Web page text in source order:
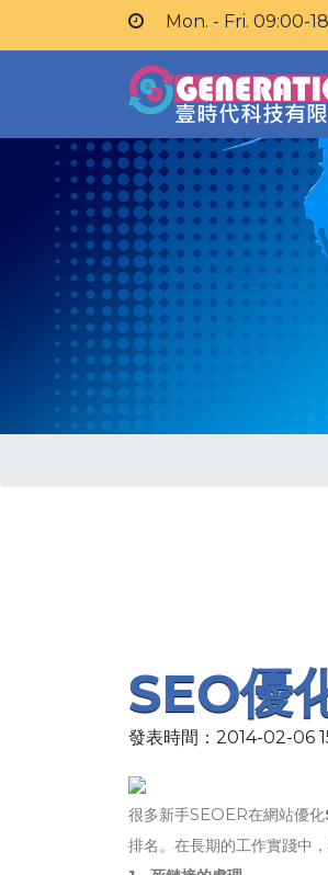
Mon. - Fri. 09:00-
SEO優
發表時間：2014-02-06
很多新手SEOER在網站優化
排名。在長期的工作實踐中